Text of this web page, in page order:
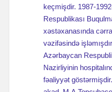
keçmişdir. 1987-
Respublikası
xəstəxanasında
vəzifəsində
Azərbaycan
Nazirliyinin
fəaliyyət